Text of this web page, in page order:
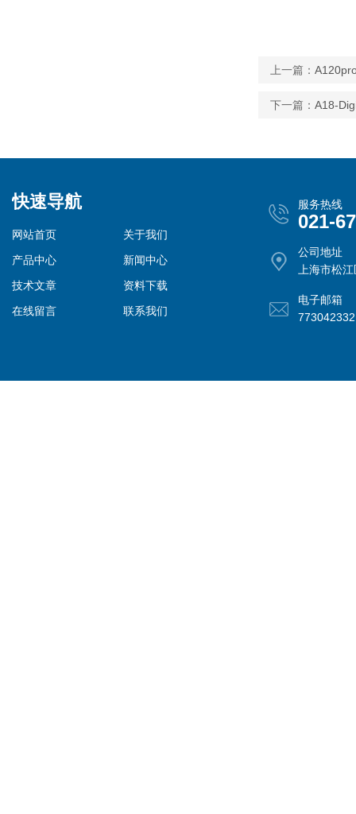
上一篇：
下一篇： A18-
快速导航
网站首页
关于我们
产品中心
新闻中心
技术文章
资料下载
在线留言
联系我们
服务热线
021-
公司地址
上海市松
电子邮箱